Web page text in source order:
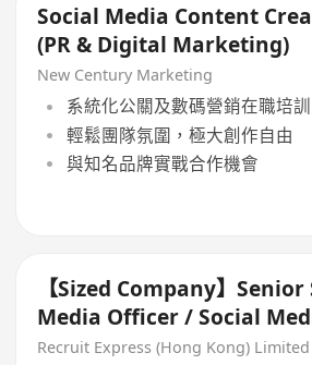
Social Media Content
(PR & Digital Marketing)
New Century Marketing
系統化公關及數碼營銷在職培訓
輕鬆團隊氛圍，極大創作自由
與知名品牌實戰合作機會
【Sized Company】
Media Officer / Social
Assistant Manager
Recruit Express (Hong Kong) Limited